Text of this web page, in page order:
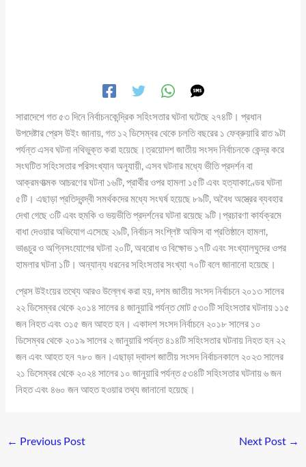
সারাদেশে গত ৫৩ দিনে নির্বাচনকেন্দ্রিক সহিংসতার ঘটনা ঘটেছে ২৭৪টি। প্রধান
উপদেষ্টার প্রেস উইং জানায়, গত ১২ ডিসেম্বর থেকে চলতি বছরের ১ ফেব্রুয়ারি রাত ৯টা
পর্যন্ত এসব ঘটনা নথিভুক্ত করা হয়েছে।ত্রয়োদশ জাতীয় সংসদ নির্বাচনকে কেন্দ্র করে
সংঘটিত সহিংসতার পরিসংখ্যান অনুযায়ী, এসব ঘটনার মধ্যে ভীতি প্রদর্শন বা
আক্রমণাত্মক আচরণের ঘটনা ১৬টি, প্রার্থীর ওপর হামলা ১৫টি এবং হত্যাকাণ্ডের ঘটনা
৫টি। এছাড়া প্রতিদ্বন্দ্বী সমর্থকদের মধ্যে সংঘর্ষ হয়েছে ৮৯টি, অবৈধ অস্ত্রের ব্যবহার
দেখা গেছে ৩টি এবং হুমকি ও ভয়ভীতি প্রদর্শনের ঘটনা রয়েছে ৯টি।প্রচারণা কার্যক্রমে
বাধা দেওয়ার অভিযোগ এসেছে ২৯টি, নির্বাচন সংশ্লিষ্ট অফিস বা প্রতিষ্ঠানে হামলা,
ভাঙচুর ও অগ্নিসংযোগের ঘটনা ২০টি, অবরোধ ও বিক্ষোভ ১৭টি এবং সংখ্যালঘুদের ওপর
হামলার ঘটনা ১টি। অন্যান্য ধরনের সহিংসতার সংখ্যা ৭০টি বলে জানানো হয়েছে।
প্রেস উইংয়ের তথ্যে আরও উল্লেখ করা হয়, দশম জাতীয় সংসদ নির্বাচনে ২০১৩ সালের
২২ ডিসেম্বর থেকে ২০১৪ সালের ৪ জানুয়ারি পর্যন্ত মোট ৫৩০টি সহিংসতার ঘটনায় ১১৫
জন নিহত এবং ৩১৫ জন আহত হন। একাদশ সংসদ নির্বাচনে ২০১৮ সালের ১০
ডিসেম্বর থেকে ২০১৯ সালের ২ জানুয়ারি পর্যন্ত ৪১৪টি সহিংসতার ঘটনায় নিহত হন ২২
জন এবং আহত হন ৭৮০ জন।এছাড়া দ্বাদশ জাতীয় সংসদ নির্বাচনকালে ২০২৩ সালের
২১ ডিসেম্বর থেকে ২০২৪ সালের ১০ জানুয়ারি পর্যন্ত ৫৩৪টি সহিংসতার ঘটনায় ৬ জন
নিহত এবং ৪৬০ জন আহত হওয়ার তথ্য জানানো হয়েছে।
← Previous Post Next Post →